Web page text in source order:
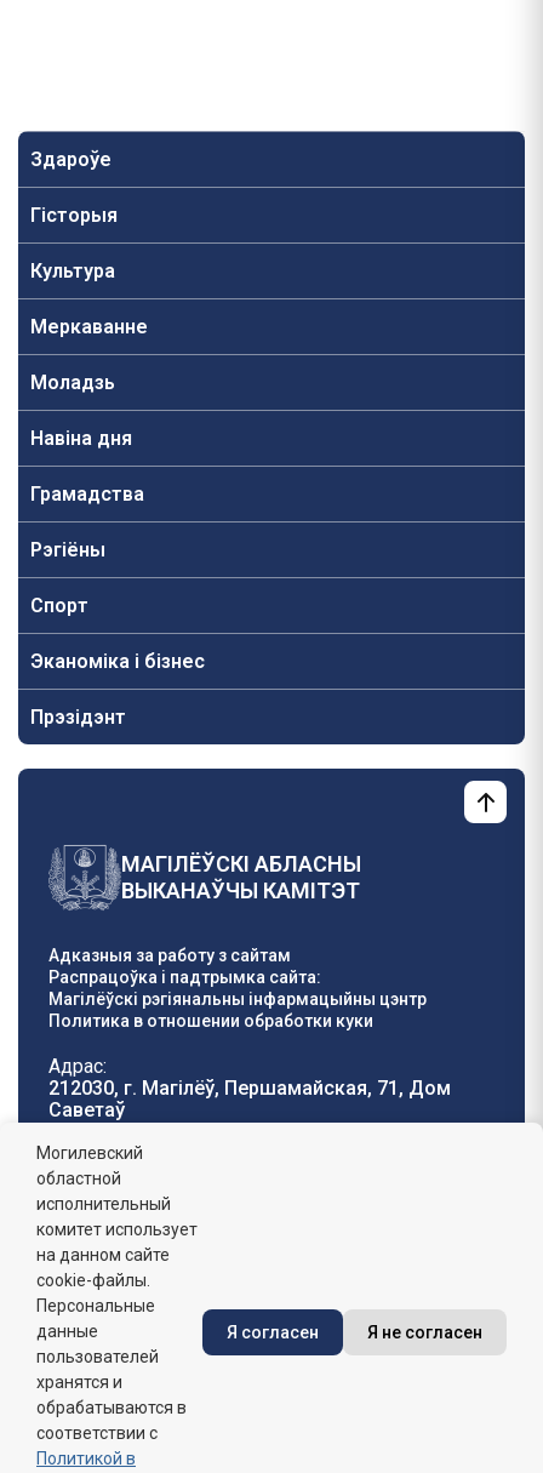
Здароўе
Гісторыя
Культура
Меркаванне
Моладзь
Навiна дня
Грамадства
Рэгіёны
Спорт
Эканоміка і бізнес
Прэзідэнт
МАГІЛЁЎСКІ АБЛАСНЫ
ВЫКАНАЎЧЫ КАМІТЭТ
Адказныя за работу з сайтам
Распрацоўка і падтрымка сайта:
Магілёўскі рэгіянальны інфармацыйны цэнтр
Политика в отношении обработки куки
Адрас:
212030, г. Магілёў, Першамайская, 71, Дом
Саветаў
Тэлефон гарачай
лініі:
8 (0222) 71-32-55
Графік работы:
пн-пт: 8.00 - 17.00, сб-н: выхадны,
абедзенны перапынак: 13:00 - 14:00
Сайт зарэгістраваны ў Дзяржаўным рэгістры
інфармацыйных рэсурсаў Рэспублікі Беларусь. №
Могилевский
областной
исполнительный
комитет использует
на данном сайте
cookie-файлы.
Персональные
данные
пользователей
хранятся и
обрабатываются в
соответствии с
Политикой в
Я согласен Я не согласен